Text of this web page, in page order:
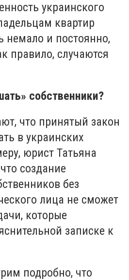
украинского
квартир
немало и постоянно,
правило, случаются
собственники?
что принятый закон
в украинских
юрист Татьяна
создание
без
лица не сможет
которые
записке к
подробно, что